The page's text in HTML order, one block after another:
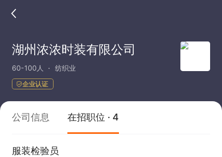
湖州浓浓时装有限公司
60-100人 纺织业
企业认证
公司信息 在招职位 · 4
服装检验员